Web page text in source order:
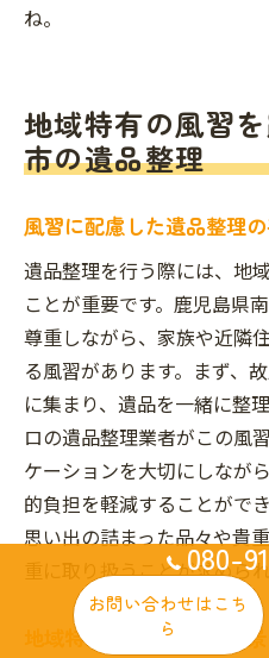
ね。
地域特有の風習
市の遺品整理
風習に配慮した遺品整理
遺品整理を行う際には、地
ことが重要です。鹿児島県
尊重しながら、家族や近隣
る風習があります。まず、
に集まり、遺品を一緒に整
ロの遺品整理業者がこの風
ケーションを大切にしなが
的負担を軽減することがで
思い出の詰まった品々や貴
重に取り扱うことが求めら
地域特有の習慣とその背景
080-
お問い合わせはこち
ら